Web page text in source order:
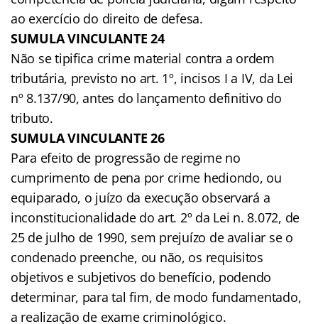
ao exercício do direito de defesa.
SUMULA VINCULANTE 24
Não se tipifica crime material contra a ordem
tributária, previsto no art. 1º, incisos I a IV, da Lei
nº 8.137/90, antes do lançamento definitivo do
tributo.
SUMULA VINCULANTE 26
Para efeito de progressão de regime no
cumprimento de pena por crime hediondo, ou
equiparado, o juízo da execução observará a
inconstitucionalidade do art. 2º da Lei n. 8.072, de
25 de julho de 1990, sem prejuízo de avaliar se o
condenado preenche, ou não, os requisitos
objetivos e subjetivos do benefício, podendo
determinar, para tal fim, de modo fundamentado,
a realização de exame criminológico.